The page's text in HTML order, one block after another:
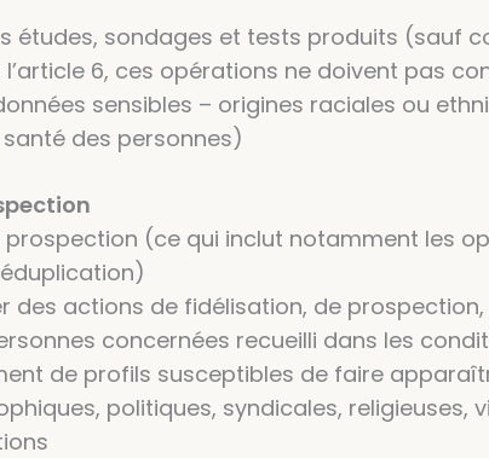
études, sondages et tests produits (sauf
6, ces opérations ne doivent pas
sensibles – origines raciales ou
des personnes)
(ce qui inclut notamment les
des actions de fidélisation, de
concernées recueilli dans les
de profils susceptibles de faire
politiques, syndicales, religieuses,